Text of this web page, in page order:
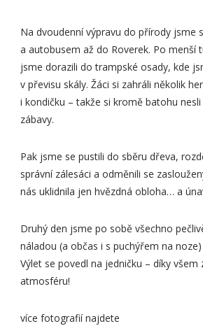
Na dvoudenní výpravu do přírody jsme
a autobusem až do Roverek. Po menší
jsme dorazili do trampské osady, kde
v převisu skály. Žáci si zahráli několik
i kondičku – takže si kromě batohu
zábavy.
Pak jsme se pustili do sběru dřeva,
správní zálesáci a odměnili se
nás uklidnila jen hvězdná obloha… a
Druhý den jsme po sobě všechno
náladou (a občas i s puchýřem na
Výlet se povedl na jedničku – díky všem
atmosféru!
více fotografií najdete